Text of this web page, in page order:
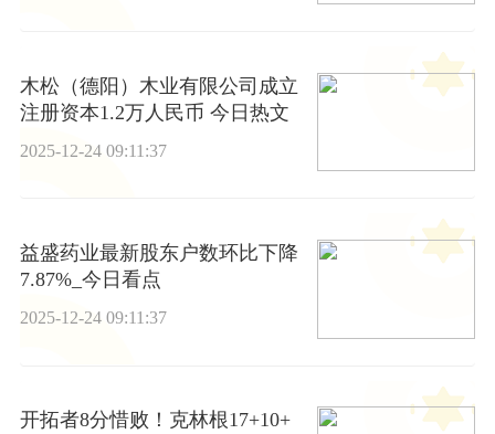
木松（德阳）木业有限公司成立
注册资本1.2万人民币 今日热文
2025-12-24 09:11:37
益盛药业最新股东户数环比下降
7.87%_今日看点
2025-12-24 09:11:37
开拓者8分惜败！克林根17+10+